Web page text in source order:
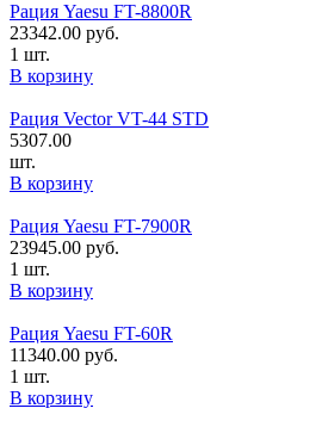
Рация Yaesu FT-8800R
23342.00 руб.
1 шт.
В корзину
Рация Vector VT-44 STD
5307.00
шт.
В корзину
Рация Yaesu FT-7900R
23945.00 руб.
1 шт.
В корзину
Рация Yaesu FT-60R
11340.00 руб.
1 шт.
В корзину